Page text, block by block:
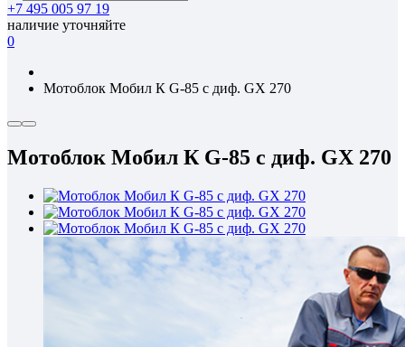
+7 495 005 97 19
наличие уточняйте
0
Мотоблок Мобил К G-85 c диф. GX 270
Мотоблок Мобил К G-85 c диф. GX 270